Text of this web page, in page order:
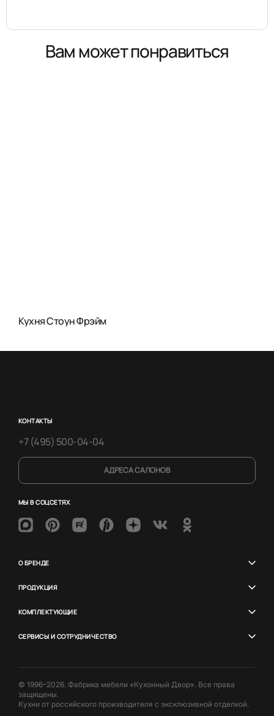
Вам может понравиться
Кухня Стоун Фрэйм
КОНТАКТЫ
+7 (495) 500-04-04
АДРЕСА САЛОНОВ
МЫ В СОЦСЕТЯХ
О БРЕНДЕ
ПРОДУКЦИЯ
КОМПЛЕКТУЮЩИЕ
СЕРВИСЫ И СОТРУДНИЧЕСТВО
© 1996–2026. Фабрика мебели «Кухонный Двор». Все права
защищены.
Кухни от российского производителя с эксклюзивной отделкой.